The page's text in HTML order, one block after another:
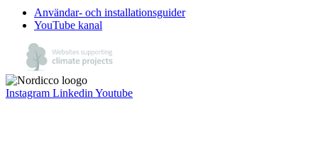
Användar- och installationsguider
YouTube kanal
Instagram Linkedin Youtube